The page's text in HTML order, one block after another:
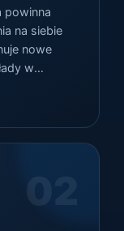
powinna
na siebie
nowe
w
02